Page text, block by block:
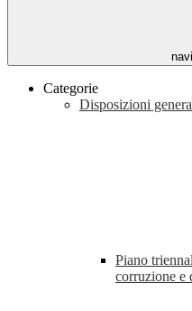
Categorie
Disposizioni
Piano
corruzione e